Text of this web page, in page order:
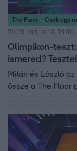
The Floor - Csak egy
2026. május 14. 18:40
Olimpikon-
ismered?
Milán és László
össze a The Floor